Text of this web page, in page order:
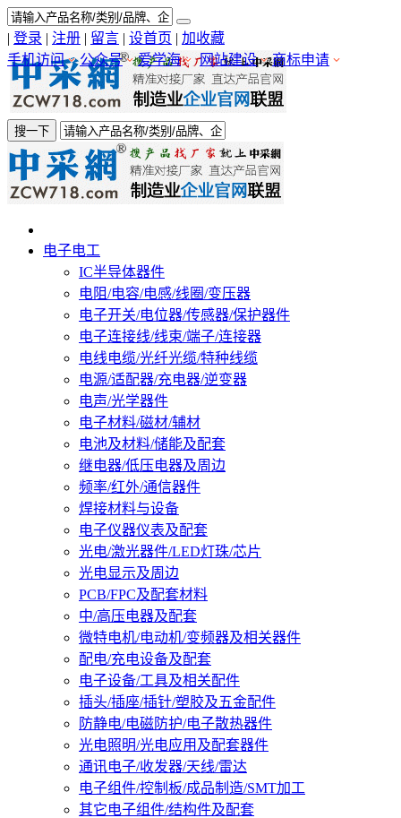
| 登录 | 注册 | 留言 | 设首页 | 加收藏
手机访问
公众号 爱学海 网站建设 商标申请
搜一下
电子电工
IC半导体器件
电阻/电容/电感/线圈/变压器
电子开关/电位器/传感器/保护器件
电子连接线/线束/端子/连接器
电线电缆/光纤光缆/特种线缆
电源/适配器/充电器/逆变器
电声/光学器件
电子材料/磁材/辅材
电池及材料/储能及配套
继电器/低压电器及周边
频率/红外/通信器件
焊接材料与设备
电子仪器仪表及配套
光电/激光器件/LED灯珠/芯片
光电显示及周边
PCB/FPC及配套材料
中/高压电器及配套
微特电机/电动机/变频器及相关器件
配电/充电设备及配套
电子设备/工具及相关配件
插头/插座/插针/塑胶及五金配件
防静电/电磁防护/电子散热器件
光电照明/光电应用及配套器件
通讯电子/收发器/天线/雷达
电子组件/控制板/成品制造/SMT加工
其它电子组件/结构件及配套